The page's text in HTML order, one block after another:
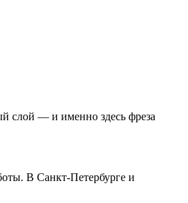
слой — и именно здесь фреза
В Санкт-Петербурге и